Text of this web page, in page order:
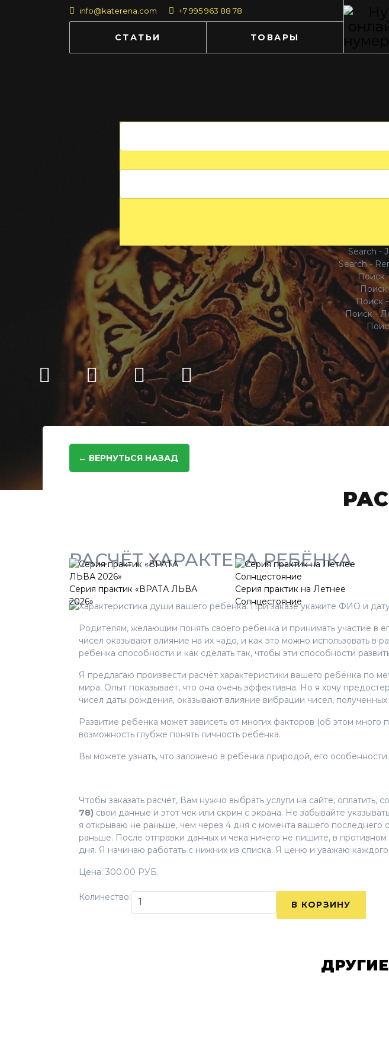
info@katerena.com +7 995 963 88 78
СТАТЬИ ТОВАРЫ
Search -
Search -
Поиск
Поиск
Поиск
Поиск -
← ВЕРНУТЬСЯ НАЗАД
РАСЧЁТ ХАРАКТЕРА РЕБЁНКА
Характеристика души вашего ребёнка. При заказе укажите ФИО и
Родителям, желающим понять своего ребенка и принимать участие в
чисел оказывают влияние на их чадо, и как это можно использовать в
ребенка способности и как сделать так, чтобы эти способности
Я предлагаю произвести расчёт характеристики вашего ребёнка по
мира. Опыт показывает, что она очень эффективна. Но я хочу
чисел даты рождения, оказывают влияние вибрации чисел, полученных
Развитие ребенка может зависеть от многих факторов (об этом
возможность глубже понять личность ребенка.
Вы можете узнать, что заложено в ребёнка природой, его особенности.
Чтобы заказать расчёт, Вам нужно выбрать услуги на сайте, оплатить,
78) свои данные и этот чек или скрин с экрана. Не забывайте
я открываю не раньше, чем через 4 дня c момента вашего
раньше. После отправки данных и чека ничего не пишите, в
дня. Я начинаю работать с нижних из списка. Я ценю и уважаю
Цена: 300.00 РУБ.
Количество:
Серия практик «ВРАТА ЛЬВА
2026»
Серия практик на Летнее
Солнцестояние